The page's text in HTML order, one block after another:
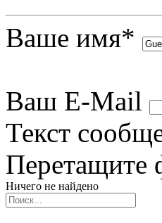
Ваше имя*
Ваш E-Mail
Текст
Перетащите
Ничего не найдено